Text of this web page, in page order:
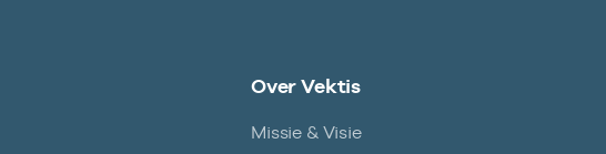
Over Vektis
Missie & Visie